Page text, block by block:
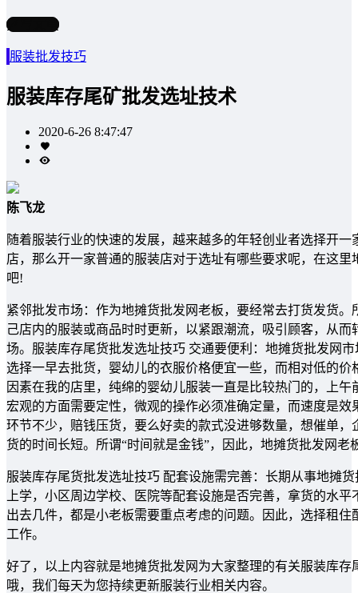
写文章
服装批发技巧
服装库存尾矿批发选址技术
2020-6-26 8:47:47
陈飞龙
随着服装行业的快速的发展，越来越多的年轻创业者选择开
店，那么开一家普通的服装店对于选址有哪些要求呢，在这
吧!
紧邻批发市场：作为地摊货批发网老板，要经常去打货发货
己店内的服装或商品时时更新，以紧跟潮流，吸引顾客，从
场。服装库存尾货批发选址技巧 交通要便利：地摊货批发网
选择一早去批货，婴幼儿的衣服价格便宜一些，而相对低的
因素在我的店里，纯绵的婴幼儿服装一直是比较热门的，上
宏观的方面需要定性，微观的操作必须准确定量，而速度是
环节不少，赔钱压货，要么好卖的款式没进够数量，想催单
货的时间长短。所谓“时间就是金钱”，因此，地摊货批发网
服装库存尾货批发选址技巧 配套设施需完善：长期从事地摊
上学，小区周边学校、医院等配套设施是否完善，拿货的水
出去几件，都是小老板需要重点考虑的问题。因此，选择租
工作。
好了，以上内容就是地摊货批发网为大家整理的有关服装库
哦，我们每天为您持续更新服装行业相关内容。